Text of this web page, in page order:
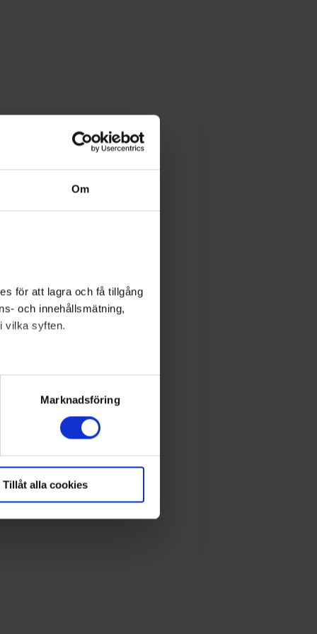
Om
för att lagra och få tillgång
och innehållsmätning,
vilka syften.
meter
Marknadsföring
Tillåt alla cookies